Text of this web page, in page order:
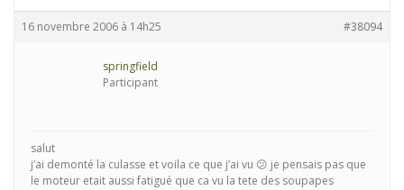
16 novembre 2006 à 14h25 #38094
springfield
Participant
salut
j’ai demonté la culasse et voila ce que j’ai vu 😕 je pensais pas que
le moteur etait aussi fatigué que ca vu la tete des soupapes